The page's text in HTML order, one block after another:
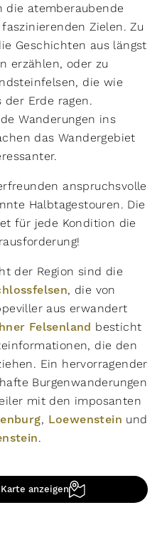
die atemberaubende
Zielen. Zu
Geschichten aus längst
erzählen, oder zu
die wie
der Erde ragen.
Wanderungen ins
das Wandergebiet
anspruchsvolle
Halbtagestouren. Die
für jede Kondition die
der Region sind die
, die von
aus erwandert
Felsenland besticht
die den
Ein hervorragender
Burgenwanderungen
mit den imposanten
, Loewenstein und
.
anzeigen